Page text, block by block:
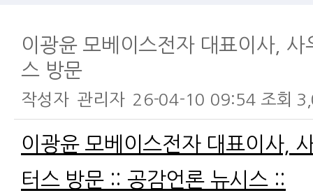
이광윤 모베이스전자 대표이사, 사
스 방문
작성자 관리자 26-04-10 09:54 조회
본문
이광윤 모베이스전자 대표이사,
터스 방문 :: 공감언론 뉴시스 ::